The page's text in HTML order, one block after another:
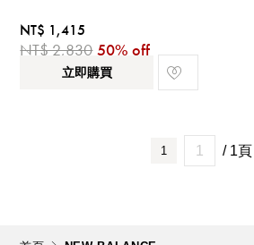
NT$ 1,415
NT$ 2,830 50% off
立即購買
1 / 1頁